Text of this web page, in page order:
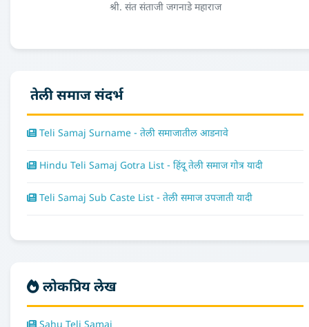
श्री. संत संताजी जगनाडे महाराज
तेली समाज संदर्भ
Teli Samaj Surname - तेली समाजातील आडनावे
Hindu Teli Samaj Gotra List - हिंदू तेली समाज गोत्र यादी
Teli Samaj Sub Caste List - तेली समाज उपजाती यादी
लोकप्रिय लेख